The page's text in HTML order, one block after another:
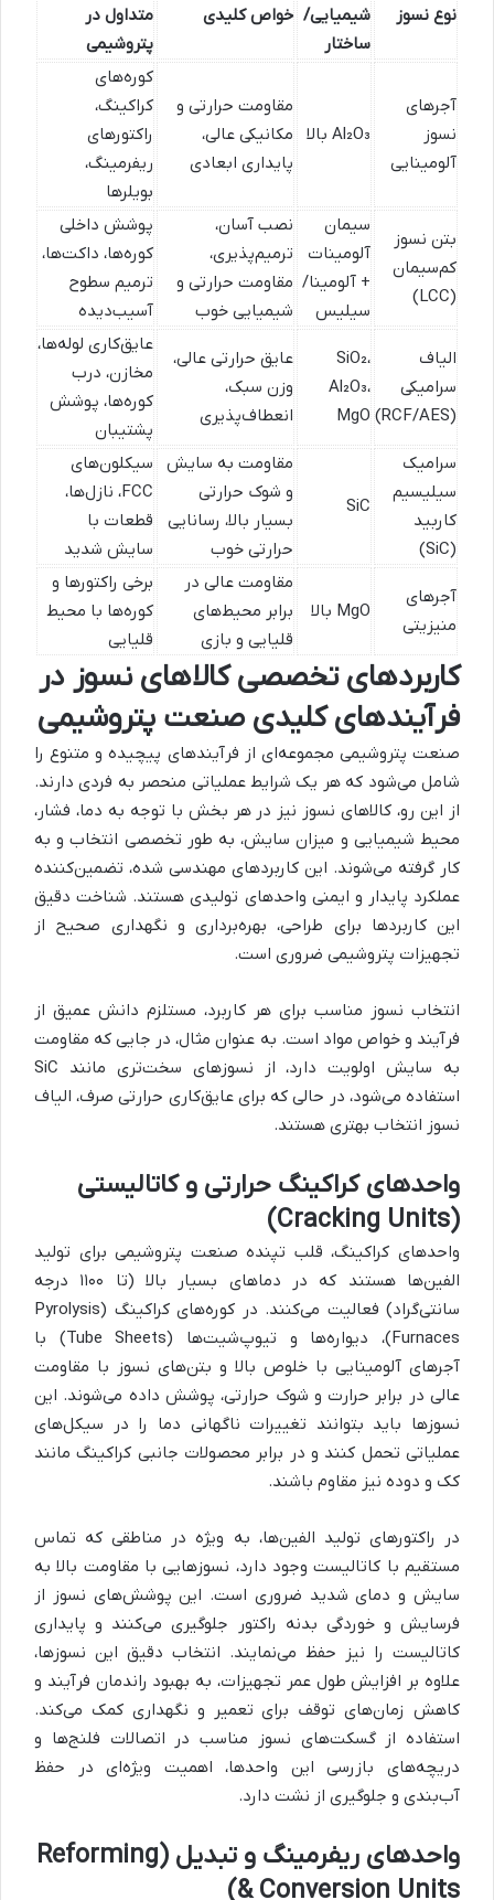
نوع نسوز
شیمیایی/
ساختار
خواص کلیدی
متداول در
پتروشیمی
آجرهای
نسوز
آلومینایی
Al₂O₃ بالا
مقاومت حرارتی و
مکانیکی عالی،
پایداری ابعادی
کوره‌های
کراکینگ،
راکتورهای
ریفرمینگ،
بویلرها
بتن نسوز
کم‌سیمان
(LCC)
سیمان
آلومینات
+ آلومینا/
سیلیس
نصب آسان،
ترمیم‌پذیری،
مقاومت حرارتی و
شیمیایی خوب
پوشش داخلی
کوره‌ها، داکت‌ها،
ترمیم سطوح
آسیب‌دیده
الیاف
سرامیکی
(RCF/AES)
SiO₂،
Al₂O₃،
MgO
عایق حرارتی عالی،
وزن سبک،
انعطاف‌پذیری
عایق‌کاری لوله‌ها،
مخازن، درب
کوره‌ها، پوشش
پشتیبان
سرامیک
سیلیسیم
کاربید
(SiC)
SiC
مقاومت به سایش
و شوک حرارتی
بسیار بالا، رسانایی
حرارتی خوب
سیکلون‌های
FCC، نازل‌ها،
قطعات با
سایش شدید
آجرهای
منیزیتی
MgO بالا
مقاومت عالی در
برابر محیط‌های
قلیایی و بازی
برخی راکتورها و
کوره‌ها با محیط
قلیایی
کاربردهای تخصصی کالاهای نسوز در
فرآیندهای کلیدی صنعت پتروشیمی
صنعت پتروشیمی مجموعه‌ای از فرآیندهای پیچیده و متنوع را
شامل می‌شود که هر یک شرایط عملیاتی منحصر به فردی دارند.
از این رو، کالاهای نسوز نیز در هر بخش با توجه به دما، فشار،
محیط شیمیایی و میزان سایش، به طور تخصصی انتخاب و به
کار گرفته می‌شوند. این کاربردهای مهندسی شده، تضمین‌کننده
عملکرد پایدار و ایمنی واحدهای تولیدی هستند. شناخت دقیق
این کاربردها برای طراحی، بهره‌برداری و نگهداری صحیح از
تجهیزات پتروشیمی ضروری است.
انتخاب نسوز مناسب برای هر کاربرد، مستلزم دانش عمیق از
فرآیند و خواص مواد است. به عنوان مثال، در جایی که مقاومت
به سایش اولویت دارد، از نسوزهای سخت‌تری مانند SiC
استفاده می‌شود، در حالی که برای عایق‌کاری حرارتی صرف، الیاف
نسوز انتخاب بهتری هستند.
واحدهای کراکینگ حرارتی و کاتالیستی
(Cracking Units)
واحدهای کراکینگ، قلب تپنده صنعت پتروشیمی برای تولید
الفین‌ها هستند که در دماهای بسیار بالا (تا ۱۱۰۰ درجه
سانتی‌گراد) فعالیت می‌کنند. در کوره‌های کراکینگ (Pyrolysis
Furnaces)، دیواره‌ها و تیوپ‌شیت‌ها (Tube Sheets) با
آجرهای آلومینایی با خلوص بالا و بتن‌های نسوز با مقاومت
عالی در برابر حرارت و شوک حرارتی، پوشش داده می‌شوند. این
نسوزها باید بتوانند تغییرات ناگهانی دما را در سیکل‌های
عملیاتی تحمل کنند و در برابر محصولات جانبی کراکینگ مانند
کک و دوده نیز مقاوم باشند.
در راکتورهای تولید الفین‌ها، به ویژه در مناطقی که تماس
مستقیم با کاتالیست وجود دارد، نسوزهایی با مقاومت بالا به
سایش و دمای شدید ضروری است. این پوشش‌های نسوز از
فرسایش و خوردگی بدنه راکتور جلوگیری می‌کنند و پایداری
کاتالیست را نیز حفظ می‌نمایند. انتخاب دقیق این نسوزها،
علاوه بر افزایش طول عمر تجهیزات، به بهبود راندمان فرآیند و
کاهش زمان‌های توقف برای تعمیر و نگهداری کمک می‌کند.
استفاده از گسکت‌های نسوز مناسب در اتصالات فلنج‌ها و
دریچه‌های بازرسی این واحدها، اهمیت ویژه‌ای در حفظ
آب‌بندی و جلوگیری از نشت دارد.
واحدهای ریفرمینگ و تبدیل (Reforming
& Conversion Units)